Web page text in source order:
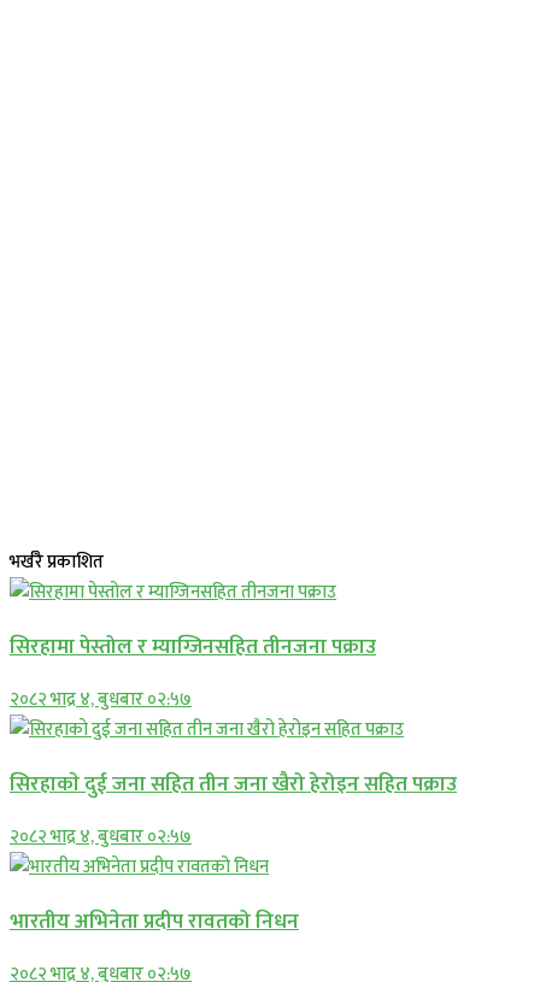
भर्खरै प्रकाशित
सिरहामा पेस्तोल र म्याग्जिनसहित तीनजना पक्राउ
२०८२ भाद्र ४, बुधबार ०२:५७
सिरहाकाे दुई जना सहित तीन जना खैरो हेरोइन सहित पक्राउ
२०८२ भाद्र ४, बुधबार ०२:५७
भारतीय अभिनेता प्रदीप रावतको निधन
२०८२ भाद्र ४, बुधबार ०२:५७